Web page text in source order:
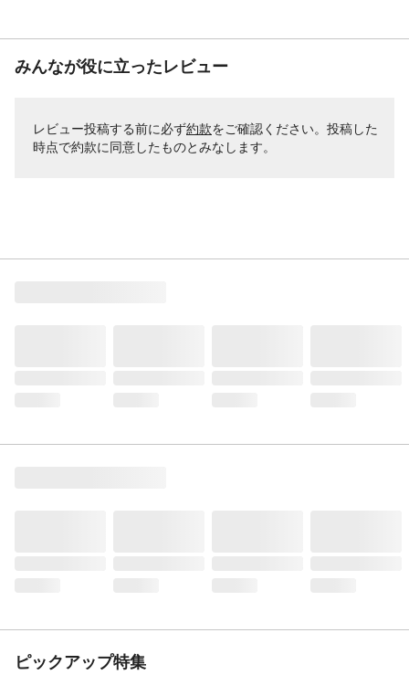
みんなが役に立ったレビュー
レビュー投稿する前に必ず約款をご確認ください。投稿した
時点で約款に同意したものとみなします。
ピックアップ特集